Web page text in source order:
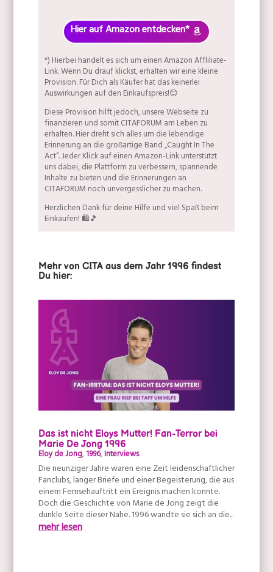
Hier auf Amazon entdecken*
*) Hierbei handelt es sich um einen Amazon Affliliate-
Link. Wenn Du drauf klickst, erhalten wir eine kleine
Provision. Für Dich als Käufer hat das keinerlei
Auswirkungen auf den Einkaufspreis!😊
Diese Provision hilft jedoch, unsere Webseite zu
finanzieren und somit CITAFORUM am Leben zu
erhalten. Hier dreht sich alles um die lebendige
Erinnerung an die großartige Band „Caught In The
Act“. Jeder Klick auf einen Amazon-Link unterstützt
uns dabei, die Plattform zu verbessern, spannende
Inhalte zu bieten und die Erinnerungen an
CITAFORUM noch unvergesslicher zu machen.
Herzlichen Dank für deine Hilfe und viel Spaß beim
Einkaufen! 🛍️🎵
Mehr von CITA aus dem Jahr 1996 findest
Du hier:
Das ist nicht Eloys Mutter! Fan-Terror bei
Marie De Jong 1996
Eloy de Jong,1996,Interviews
Die neunziger Jahre waren eine Zeit leidenschaftlicher
Fanclubs, langer Briefe und einer Begeisterung, die aus
einem Fernsehauftritt ein Ereignis machen konnte.
Doch die Geschichte von Marie de Jong zeigt die
dunkle Seite dieser Nähe. 1996 wandte sie sich an die...
mehr lesen